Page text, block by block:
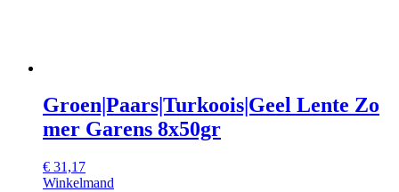
Groen|Paars|Turkoois|Geel Lente Zo
mer Garens 8x50gr
€ 31,17
Winkelmand